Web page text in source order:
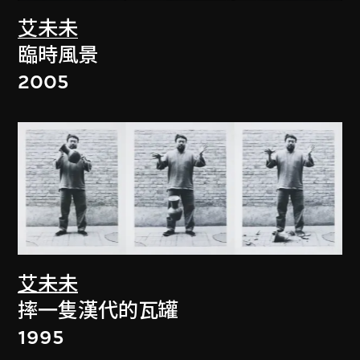
艾未未
臨時風景
2005
艾未未
摔一隻漢代的瓦罐
1995